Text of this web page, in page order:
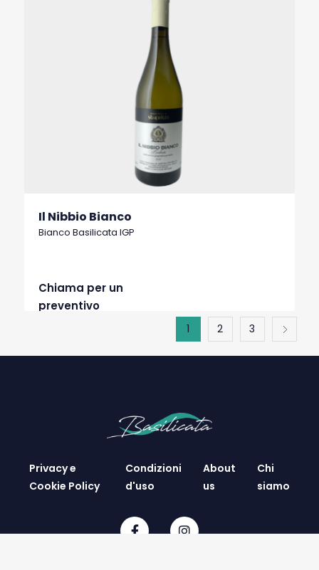
Il Nibbio Bianco
Bianco Basilicata IGP
Chiama per un
preventivo
1 2 3
Privacy e
Cookie Policy
Condizioni
d'uso
About
us
Chi
siamo